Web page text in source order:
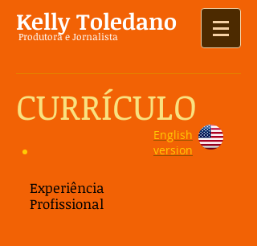
Kelly Toledano
Produtora e Jornalista
CURRÍCULO
Experiência
Profissional​
English
version